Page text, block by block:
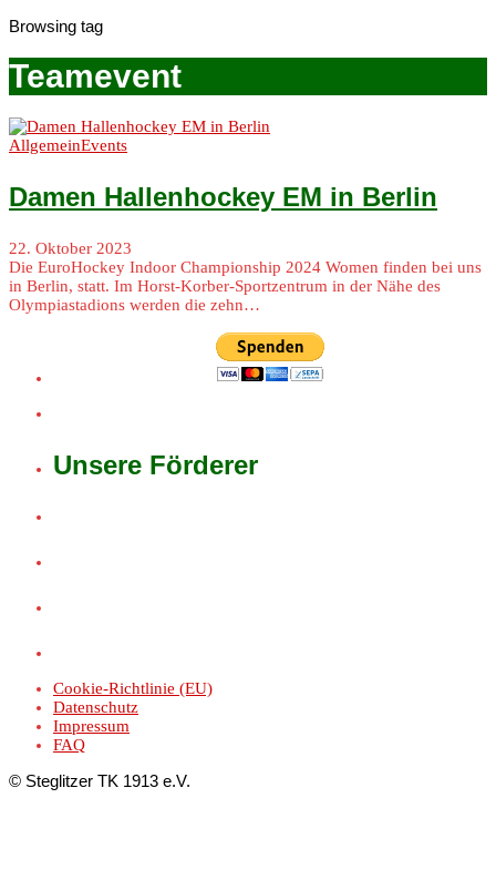
Browsing tag
Teamevent
AllgemeinEvents
Damen Hallenhockey EM in Berlin
22. Oktober 2023
Die EuroHockey Indoor Championship 2024 Women finden bei uns
in Berlin, statt. Im Horst-Korber-Sportzentrum in der Nähe des
Olympiastadions werden die zehn…
Unsere Förderer
Cookie-Richtlinie (EU)
Datenschutz
Impressum
FAQ
© Steglitzer TK 1913 e.V.